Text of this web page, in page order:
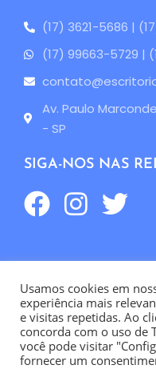
(17) 3621-5686 |
(17) 99663-5729 |
Av. Paulo
- SP
SIGA-NOS NAS
Ondatta - Sites para
Política de privacidade |
Usamos cookies em
experiência mais
e visitas repetidas. Ao
concorda com o uso de
você pode visitar
fornecer um